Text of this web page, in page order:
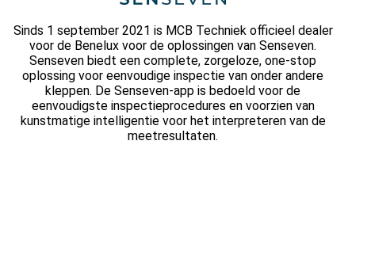
Sinds 1 september 2021 is MCB Techniek officieel dealer
voor de Benelux voor de oplossingen van Senseven.
Senseven biedt een complete, zorgeloze, one-stop
oplossing voor eenvoudige inspectie van onder andere
kleppen. De Senseven-app is bedoeld voor de
eenvoudigste inspectieprocedures en voorzien van
kunstmatige intelligentie voor het interpreteren van de
meetresultaten.